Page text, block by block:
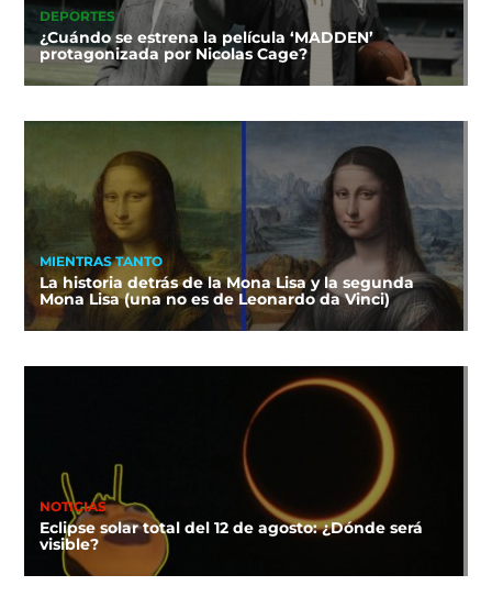
DEPORTES
¿Cuándo se estrena la película ‘MADDEN’
protagonizada por Nicolas Cage?
MIENTRAS TANTO
La historia detrás de la Mona Lisa y la segunda
Mona Lisa (una no es de Leonardo da Vinci)
NOTICIAS
Eclipse solar total del 12 de agosto: ¿Dónde será
visible?